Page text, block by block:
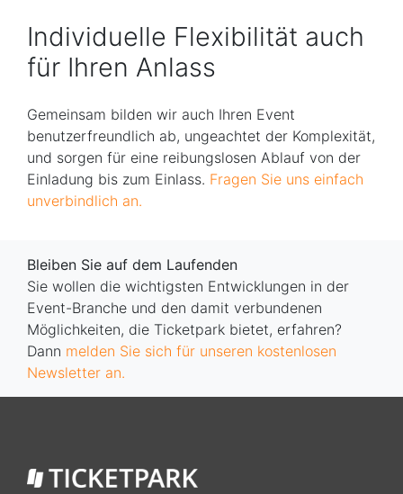
Individuelle Flexibilität auch
für Ihren Anlass
Gemeinsam bilden wir auch Ihren Event
benutzerfreundlich ab, ungeachtet der Komplexität,
und sorgen für eine reibungslosen Ablauf von der
Einladung bis zum Einlass. Fragen Sie uns einfach
unverbindlich an.
Bleiben Sie auf dem Laufenden
Sie wollen die wichtigsten Entwicklungen in der
Event-Branche und den damit verbundenen
Möglichkeiten, die Ticketpark bietet, erfahren?
Dann melden Sie sich für unseren kostenlosen
Newsletter an.